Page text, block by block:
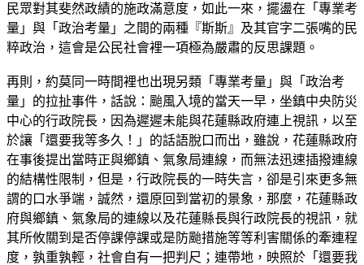
民眾對其斐然政績的施政滿意度，如此一來，擺盪在「專業考
量」與「政治考量」之間的兩種『斯斯』及其官字二張嘴的民
粹政治，這會是公民社會裡一項極為嚴肅的反思課題。
再則，約莫同一時間裡也出現另類「專業考量」與「政治考
量」的拉扯事件，話說：颱風入境的當天一早，坐鎮中央防災
中心的行政院長，因為遲遲未能與花蓮縣政府連上視訊，以至
於讓「還要我等多久！」的話語脫口而出，雖說，花蓮縣政府
在事後提出當時正與鄉鎮、氣象局連線，而無法迅速插撥連線
的結構性限制，但是，行政院長的一時失言，卻是引來更多無
謂的口水爭端，誠然，還原回到當初的景象，那麼，花蓮縣政
府與鄉鎮、氣象局的連線以及花蓮縣長與行政院長的視訊，就
其所攸關到是否停課停課或是防颱措施等等利害關係的牽連程
度，孰重孰輕，社會自有一把判尺；連帶地，映照於「還要我